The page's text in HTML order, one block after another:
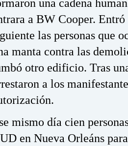
una cadena
a BW Cooper.
las personas que
manta contra las
otro edificio. Tras
a los
mismo día cien
en Nueva Orleáns